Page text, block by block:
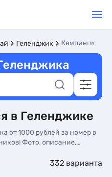
Геленджик Кемпинги
в Геленджике
от 1000 рублей за номер в
Фото, описание,
332 варианта